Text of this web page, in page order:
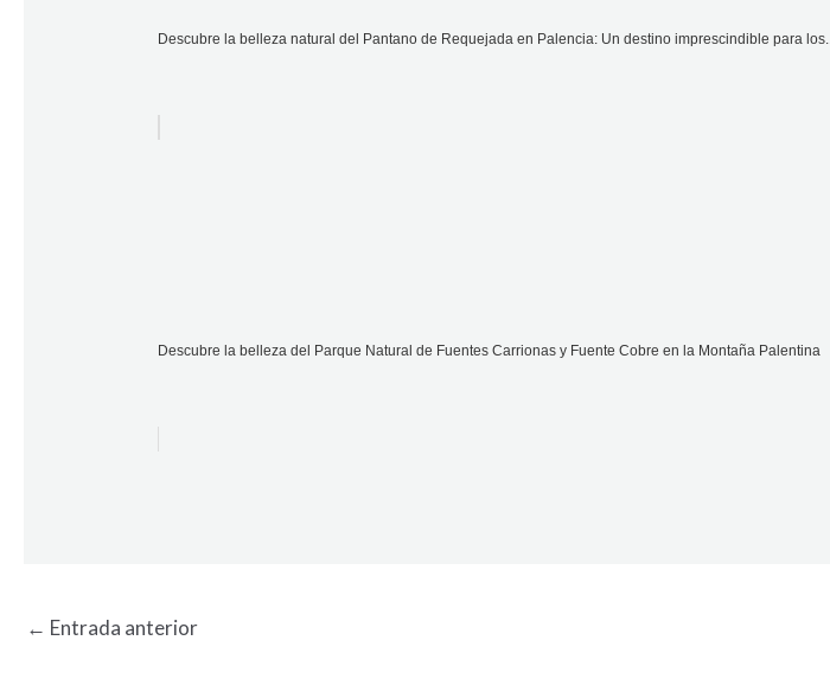
Descubre la belleza natural del Pantano de Requejada en Palencia: Un destino imprescindible para los...
Descubre la belleza del Parque Natural de Fuentes Carrionas y Fuente Cobre en la Montaña Palentina
← Entrada anterior